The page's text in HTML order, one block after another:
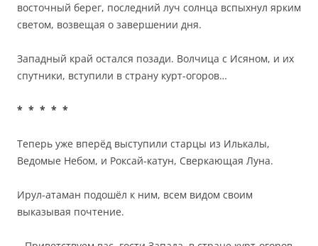
восточный берег, последний луч солнца вспыхнул ярким
светом, возвещая о завершении дня.
Западный край остался позади. Волчица с Исяном, и их
спутники, вступили в страну курт-огоров…
* * * * *
Теперь уже вперёд выступили старцы из Илькалы,
Ведомые Небом, и Роксай-катун, Сверкающая Луна.
Ирул-атаман подошёл к ним, всем видом своим
выказывая почтение.